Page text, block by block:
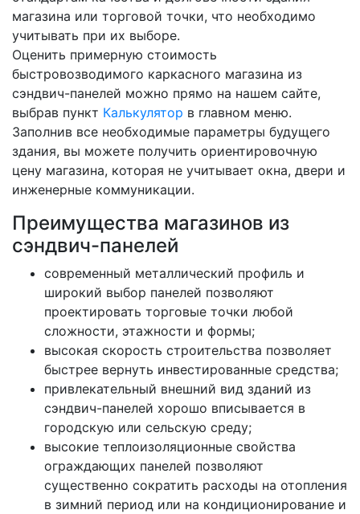
магазина или торговой точки, что необходимо
учитывать при их выборе.
Оценить примерную стоимость
быстровозводимого каркасного магазина из
сэндвич-панелей можно прямо на нашем сайте,
выбрав пункт Калькулятор в главном меню.
Заполнив все необходимые параметры будущего
здания, вы можете получить ориентировочную
цену магазина, которая не учитывает окна, двери и
инженерные коммуникации.
Преимущества магазинов из
сэндвич-панелей
современный металлический профиль и
широкий выбор панелей позволяют
проектировать торговые точки любой
сложности, этажности и формы;
высокая скорость строительства позволяет
быстрее вернуть инвестированные средства;
привлекательный внешний вид зданий из
сэндвич-панелей хорошо вписывается в
городскую или сельскую среду;
высокие теплоизоляционные свойства
ограждающих панелей позволяют
существенно сократить расходы на отопления
в зимний период или на кондиционирование и